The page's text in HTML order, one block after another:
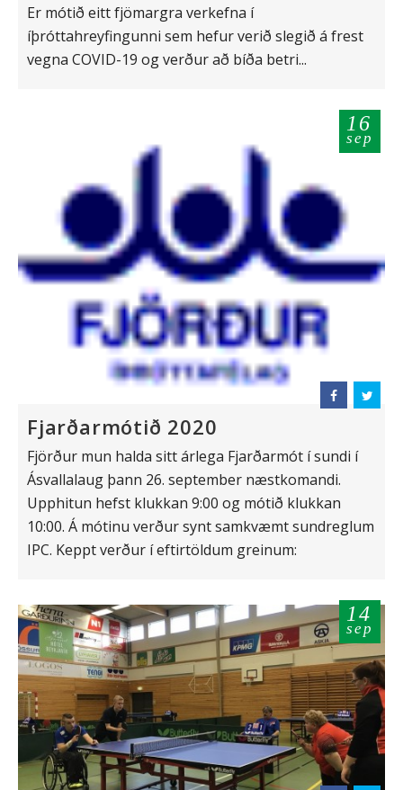
Er mótið eitt fjömargra verkefna í
íþróttahreyfingunni sem hefur verið slegið á frest
vegna COVID-19 og verður að bíða betri...
16
sep
Fjarðarmótið 2020
Fjörður mun halda sitt árlega Fjarðarmót í sundi í
Ásvallalaug þann 26. september næstkomandi.
Upphitun hefst klukkan 9:00 og mótið klukkan
10:00. Á mótinu verður synt samkvæmt sundreglum
IPC. Keppt verður í eftirtöldum greinum:
14
sep